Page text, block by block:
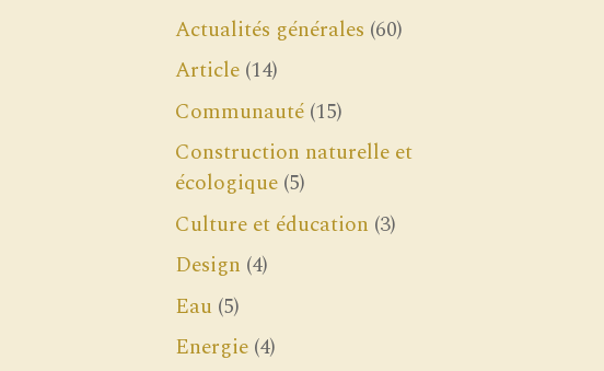
Actualités générales (60)
Article (14)
Communauté (15)
Construction naturelle et
écologique (5)
Culture et éducation (3)
Design (4)
Eau (5)
Energie (4)